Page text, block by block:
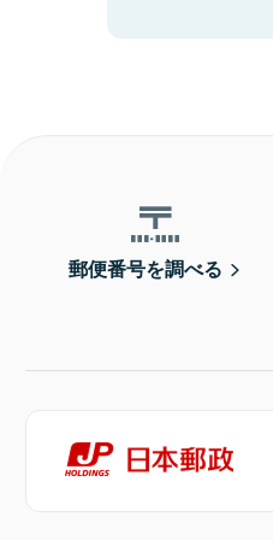
郵便番号を調べる